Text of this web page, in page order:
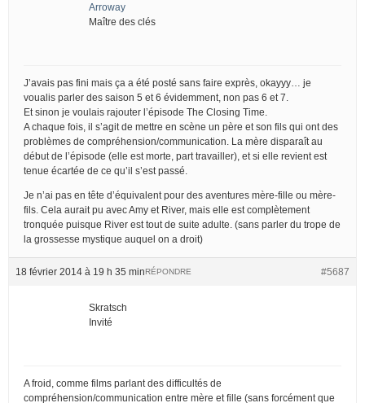
Arroway
Maître des clés
J’avais pas fini mais ça a été posté sans faire exprès, okayyy… je
voualis parler des saison 5 et 6 évidemment, non pas 6 et 7.
Et sinon je voulais rajouter l’épisode The Closing Time.
A chaque fois, il s’agit de mettre en scène un père et son fils qui ont des
problèmes de compréhension/communication. La mère disparaît au
début de l’épisode (elle est morte, part travailler), et si elle revient est
tenue écartée de ce qu’il s’est passé.
Je n’ai pas en tête d’équivalent pour des aventures mère-fille ou mère-
fils. Cela aurait pu avec Amy et River, mais elle est complètement
tronquée puisque River est tout de suite adulte. (sans parler du trope de
la grossesse mystique auquel on a droit)
18 février 2014 à 19 h 35 min #5687
RÉPONDRE
Skratsch
Invité
A froid, comme films parlant des difficultés de
compréhension/communication entre mère et fille (sans forcément que